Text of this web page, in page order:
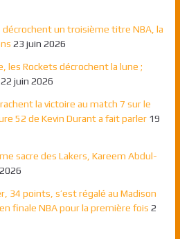
décrochent un troisième titre NBA, la
23 juin 2026
les Rockets décrochent la lune ;
22 juin 2026
la victoire au match 7 sur le
52 de Kevin Durant a fait parler 19
sacre des Lakers, Kareem Abdul-
34 points, s’est régalé au Madison
finale NBA pour la première fois 2